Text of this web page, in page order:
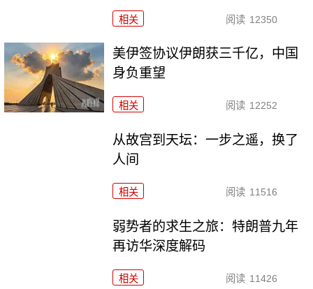
相关 阅读 12350
美伊签协议伊朗获三千亿，中国
身负重望
相关 阅读 12252
从故宫到天坛：一步之遥，换了
人间
相关 阅读 11516
弱势者的求生之旅：特朗普九年
再访华深度解码
相关 阅读 11426